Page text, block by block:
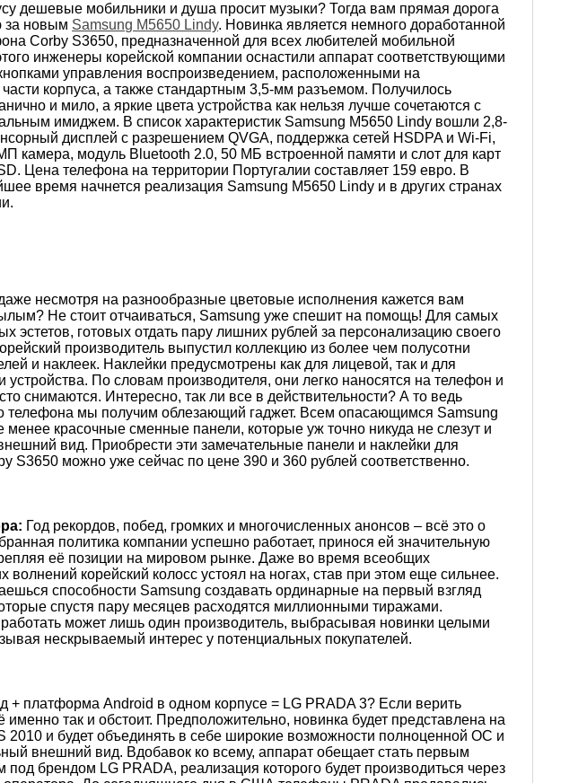
дешевые мобильники и душа просит музыки? Тогда вам прямая дорога
за новым Samsung M5650 Lindy. Новинка является немного доработанной
Corby S3650, предназначенной для всех любителей мобильной
инженеры корейской компании оснастили аппарат соответствующими
управления воспроизведением, расположенными на
корпуса, а также стандартным 3,5-мм разъемом. Получилось
и мило, а яркие цвета устройства как нельзя лучше сочетаются с
имиджем. В список характеристик Samsung M5650 Lindy вошли 2,8-
дисплей с разрешением QVGA, поддержка сетей HSDPA и Wi-Fi,
камера, модуль Bluetooth 2.0, 50 МБ встроенной памяти и слот для карт
Цена телефона на территории Португалии составляет 159 евро. В
время начнется реализация Samsung M5650 Lindy и в других странах
несмотря на разнообразные цветовые исполнения кажется вам
Не стоит отчаиваться, Samsung уже спешит на помощь! Для самых
эстетов, готовых отдать пару лишних рублей за персонализацию своего
производитель выпустил коллекцию из более чем полусотни
и наклеек. Наклейки предусмотрены как для лицевой, так и для
устройства. По словам производителя, они легко наносятся на телефон и
снимаются. Интересно, так ли все в действительности? А то ведь
телефона мы получим облезающий гаджет. Всем опасающимся Samsung
менее красочные сменные панели, которые уж точно никуда не слезут и
вид. Приобрести эти замечательные панели и наклейки для
S3650 можно уже сейчас по цене 390 и 360 рублей соответственно.
Год рекордов, побед, громких и многочисленных анонсов – всё это о
политика компании успешно работает, принося ей значительную
её позиции на мировом рынке. Даже во время всеобщих
волнений корейский колосс устоял на ногах, став при этом еще сильнее.
способности Samsung создавать ординарные на первый взгляд
спустя пару месяцев расходятся миллионными тиражами.
может лишь один производитель, выбрасывая новинки целыми
нескрываемый интерес у потенциальных покупателей.
+ платформа Android в одном корпусе = LG PRADA 3? Если верить
именно так и обстоит. Предположительно, новинка будет представлена на
2010 и будет объединять в себе широкие возможности полноценной ОС и
внешний вид. Вдобавок ко всему, аппарат обещает стать первым
под брендом LG PRADA, реализация которого будет производиться через